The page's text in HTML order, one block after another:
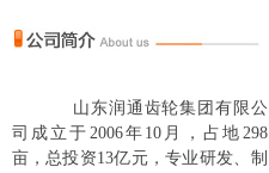
山东润通齿轮集团有限公
司成立于2006年10月，占地298
亩，总投资13亿元，专业研发、制